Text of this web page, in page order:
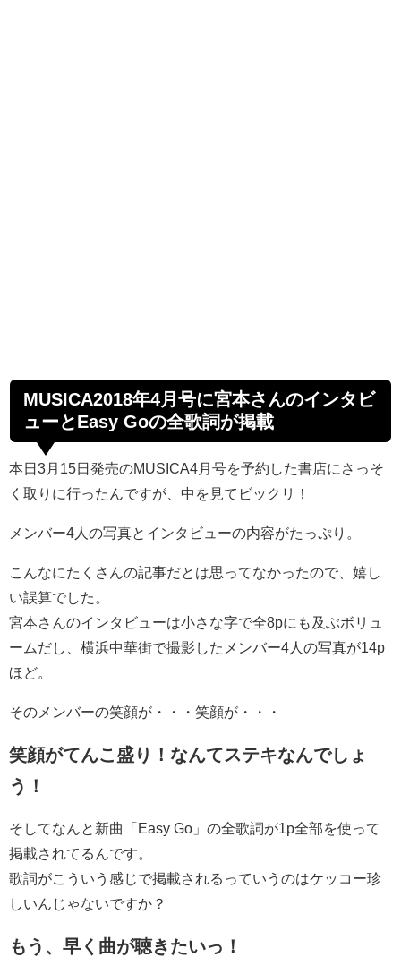
MUSICA2018年4月号に宮本さんのインタビ
ューとEasy Goの全歌詞が掲載
本日3月15日発売のMUSICA4月号を予約した書店にさっそ
く取りに行ったんですが、中を見てビックリ！
メンバー4人の写真とインタビューの内容がたっぷり。
こんなにたくさんの記事だとは思ってなかったので、嬉し
い誤算でした。
宮本さんのインタビューは小さな字で全8pにも及ぶボリュ
ームだし、横浜中華街で撮影したメンバー4人の写真が14p
ほど。
そのメンバーの笑顔が・・・笑顔が・・・
笑顔がてんこ盛り！なんてステキなんでしょ
う！
そしてなんと新曲「Easy Go」の全歌詞が1p全部を使って
掲載されてるんです。
歌詞がこういう感じで掲載されるっていうのはケッコー珍
しいんじゃないですか？
もう、早く曲が聴きたいっ！